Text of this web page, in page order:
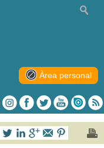
Àrea personal